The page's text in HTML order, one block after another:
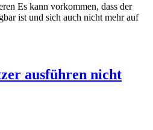
Es kann vorkommen, dass der
ist und sich auch nicht mehr auf
ausführen nicht